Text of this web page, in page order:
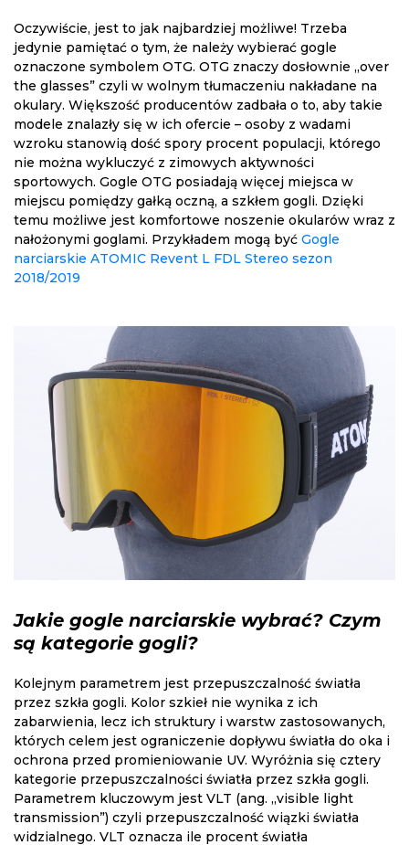
Oczywiście, jest to jak najbardziej możliwe! Trzeba
jedynie pamiętać o tym, że należy wybierać gogle
oznaczone symbolem OTG. OTG znaczy dosłownie „over
the glasses” czyli w wolnym tłumaczeniu nakładane na
okulary. Większość producentów zadbała o to, aby takie
modele znalazły się w ich ofercie – osoby z wadami
wzroku stanowią dość spory procent populacji, którego
nie można wykluczyć z zimowych aktywności
sportowych. Gogle OTG posiadają więcej miejsca w
miejscu pomiędzy gałką oczną, a szkłem gogli. Dzięki
temu możliwe jest komfortowe noszenie okularów wraz z
nałożonymi goglami. Przykładem mogą być Gogle
narciarskie ATOMIC Revent L FDL Stereo sezon
2018/2019
Jakie gogle narciarskie wybrać? Czym
są kategorie gogli?
Kolejnym parametrem jest przepuszczalność światła
przez szkła gogli. Kolor szkieł nie wynika z ich
zabarwienia, lecz ich struktury i warstw zastosowanych,
których celem jest ograniczenie dopływu światła do oka i
ochrona przed promieniowanie UV. Wyróżnia się cztery
kategorie przepuszczalności światła przez szkła gogli.
Parametrem kluczowym jest VLT (ang. „visible light
transmission”) czyli przepuszczalność wiązki światła
widzialnego. VLT oznacza ile procent światła